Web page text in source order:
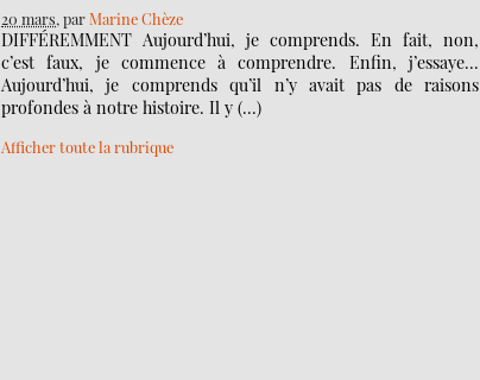
20 mars, parMarine Chèze
DIFFÉREMMENT Aujourd’hui, je comprends. En fait, non,
c’est faux, je commence à comprendre. Enfin, j’essaye…
Aujourd’hui, je comprends qu’il n’y avait pas de raisons
profondes à notre histoire. Il y (…)
Afficher toute la rubrique